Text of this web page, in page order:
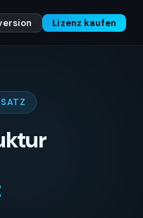
Lizenz kaufen